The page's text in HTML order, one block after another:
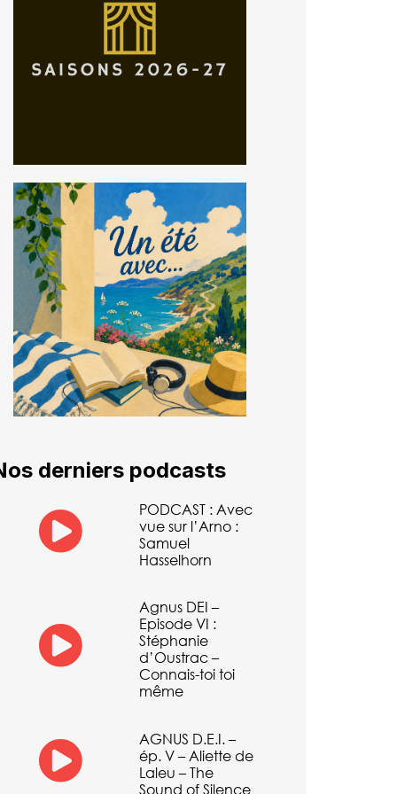
derniers podcasts
PODCAST : Avec
vue sur l’Arno :
Samuel
Hasselhorn
Agnus DEI –
Episode VI :
Stéphanie
d’Oustrac –
Connais-toi toi
même
AGNUS D.E.I. –
ép. V – Aliette de
Laleu – The
Sound of Silence